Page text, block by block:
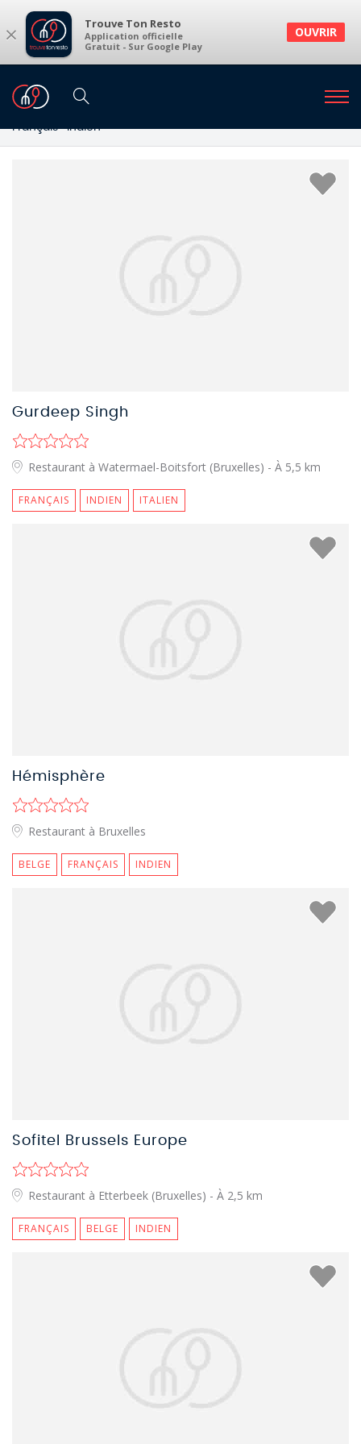
× Trouve Ton Resto
Application officielle
Gratuit - Sur Google Play
OUVRIR
Restaurants
Restaurants à Bruxelles et environs
Français · Indien
Gurdeep Singh
Restaurant à Watermael-Boitsfort (Bruxelles) - À 5,5 km
FRANÇAIS INDIEN ITALIEN
Hémisphère
Restaurant à Bruxelles
BELGE FRANÇAIS INDIEN
Sofitel Brussels Europe
Restaurant à Etterbeek (Bruxelles) - À 2,5 km
FRANÇAIS BELGE INDIEN